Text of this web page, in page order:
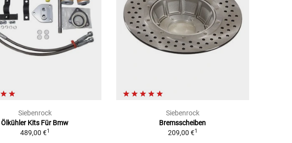
Siebenrock
Ölkühler Kits Für Bmw
489,00 €1
Siebenrock
Bremsscheiben
209,00 €1